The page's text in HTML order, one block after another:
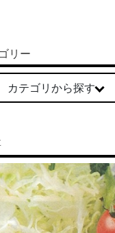
リー
カテゴリから探す